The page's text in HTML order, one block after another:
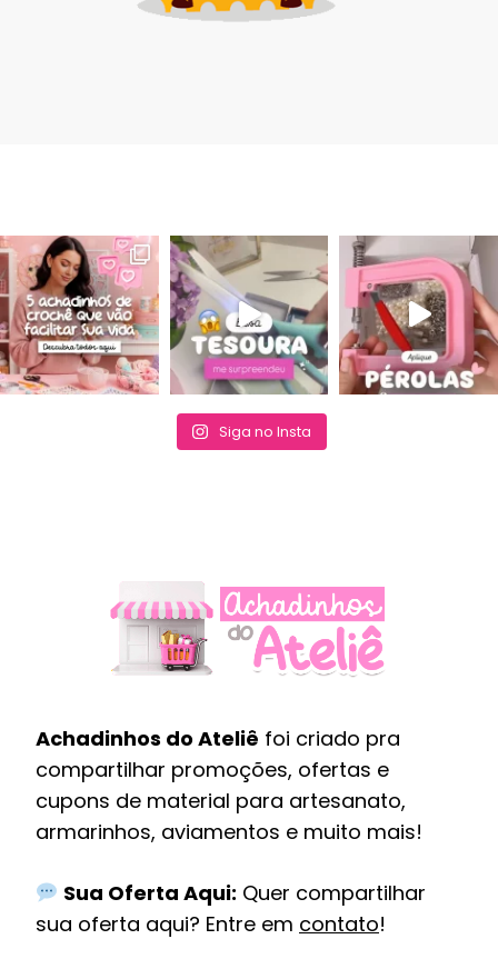
Siga no Insta
Achadinhos do Ateliê foi criado pra
compartilhar promoções, ofertas e
cupons de material para artesanato,
armarinhos, aviamentos e muito mais!
Sua Oferta Aqui: Quer compartilhar
sua oferta aqui? Entre em contato!